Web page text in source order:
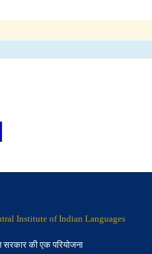
Institute of Indian Languages
सरकार की एक परियोजना